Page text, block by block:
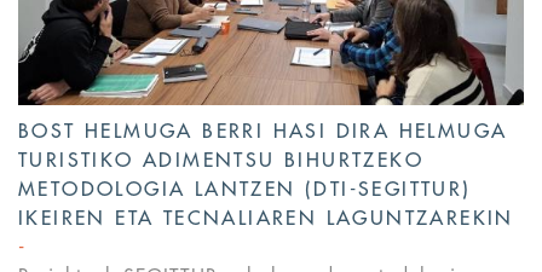
BOST HELMUGA BERRI HASI DIRA HELMUGA
TURISTIKO ADIMENTSU BIHURTZEKO
METODOLOGIA LANTZEN (DTI-SEGITTUR)
IKEIREN ETA TECNALIAREN LAGUNTZAREKIN